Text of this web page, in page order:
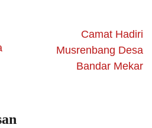
Camat Hadiri
Musrenbang Desa
Bandar Mekar